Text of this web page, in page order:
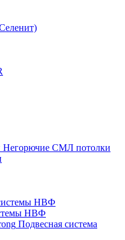
Негорючие СМЛ потолки
НВФ
Подвесная система